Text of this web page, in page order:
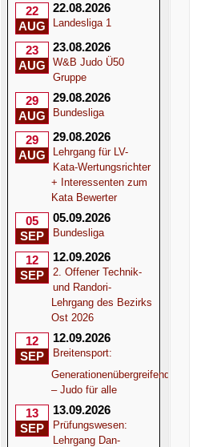
22
AUG
22.08.2026
Landesliga 1
23
AUG
23.08.2026
W&B Judo Ü50
Gruppe
29
AUG
29.08.2026
Bundesliga
29
AUG
29.08.2026
Lehrgang für LV-
Kata-Wertungsrichter
+ Interessenten zum
Kata Bewerter
05
SEP
05.09.2026
Bundesliga
12
SEP
12.09.2026
2. Offener Technik-
und Randori-
Lehrgang des Bezirks
Ost 2026
12
SEP
12.09.2026
Breitensport:
Generationenübergreifend
– Judo für alle
13
SEP
13.09.2026
Prüfungswesen:
Lehrgang Dan-